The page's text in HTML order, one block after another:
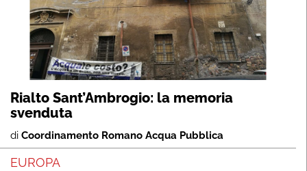
Rialto Sant’Ambrogio: la memoria
svenduta
di Coordinamento Romano Acqua Pubblica
EUROPA